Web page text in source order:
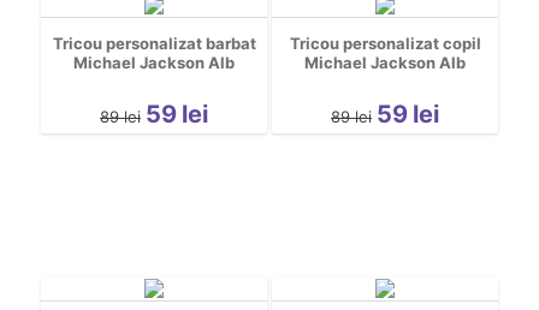
Tricou personalizat barbat
Michael Jackson Alb
89 lei 59 lei
Tricou personalizat copil
Michael Jackson Alb
89 lei 59 lei